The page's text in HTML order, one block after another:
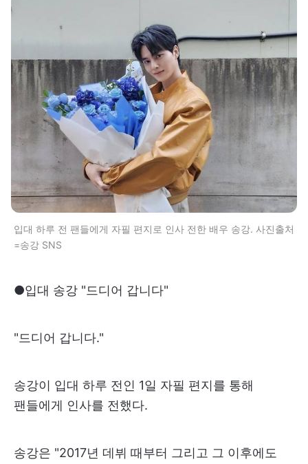
입대 하루 전 팬들에게 자필 편지로 인사 전한 배우 송강. 사진출처
=송강 SNS
●입대 송강 "드디어 갑니다"
"드디어 갑니다."
송강이 입대 하루 전인 1일 자필 편지를 통해
팬들에게 인사를 전했다.
송강은 "2017년 데뷔 때부터 그리고 그 이후에도